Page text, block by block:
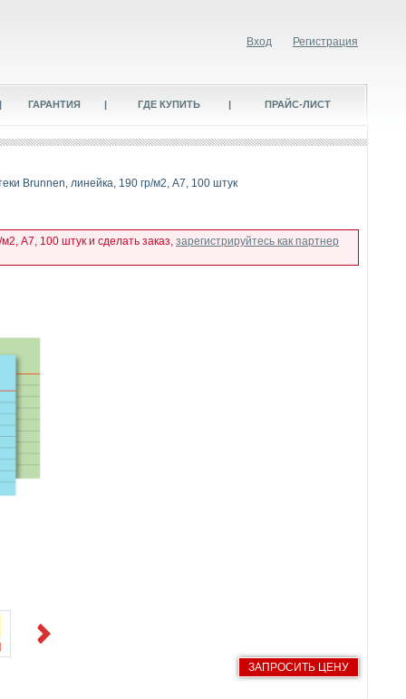
Вход Регистрация
| ГАРАНТИЯ | ГДЕ КУПИТЬ | ПРАЙС-ЛИСТ
Brunnen, линейка, 190 гр/м2, А7, 100 штук
А7, 100 штук и сделать заказ, зарегистрируйтесь как партнер
Next
ЗАПРОСИТЬ ЦЕНУ